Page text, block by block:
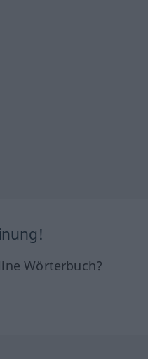
Wörterbuch?